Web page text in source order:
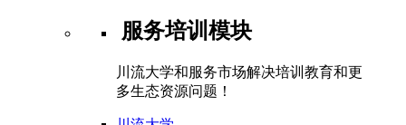
服务培训模块
川流大学和服务市场解决培训教育和更
多生态资源问题！